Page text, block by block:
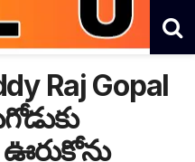
Raj Gopal